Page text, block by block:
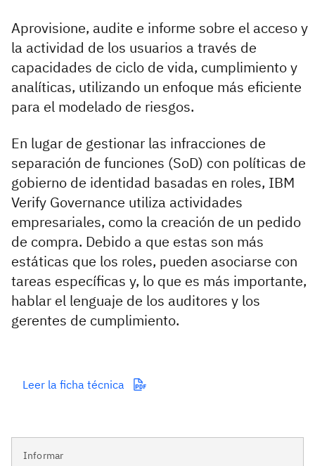
Aprovisione, audite e informe sobre el acceso y
la actividad de los usuarios a través de
capacidades de ciclo de vida, cumplimiento y
analíticas, utilizando un enfoque más eficiente
para el modelado de riesgos.
En lugar de gestionar las infracciones de
separación de funciones (SoD) con políticas de
gobierno de identidad basadas en roles, IBM
Verify Governance utiliza actividades
empresariales, como la creación de un pedido
de compra. Debido a que estas son más
estáticas que los roles, pueden asociarse con
tareas específicas y, lo que es más importante,
hablar el lenguaje de los auditores y los
gerentes de cumplimiento.
Informar
Leer la ficha técnica